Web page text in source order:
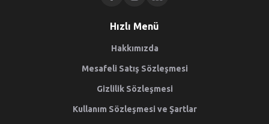
Hızlı Menü
Hakkımızda
Mesafeli Satış Sözleşmesi
Gizlilik Sözleşmesi
Kullanım Sözleşmesi ve Şartlar